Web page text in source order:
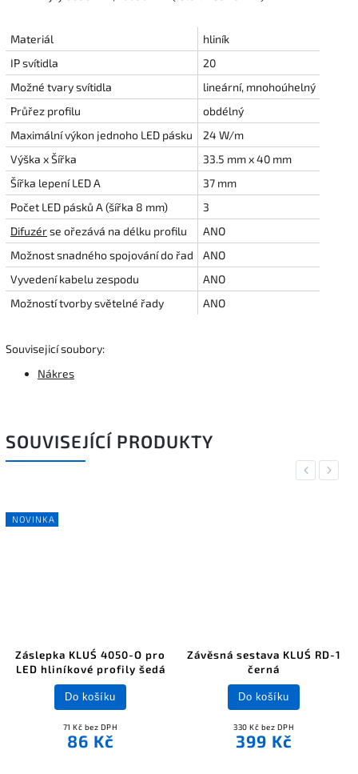
Materiál
hliník
IP svítidla
20
Možné tvary svítidla
lineární, mnohoúhelný
Průřez profilu
obdélný
Maximální výkon jednoho LED pásku
24 W/m
Výška x Šířka
33.5 mm x 40 mm
Šířka lepení LED A
37 mm
Počet LED pásků A (šířka 8 mm)
3
Difuzérse ořezává na délku profilu
ANO
Možnost snadného spojování do řad
ANO
Vyvedení kabelu zespodu
ANO
Možností tvorby světelné řady
ANO
Souvisejicí soubory:
Nákres
SOUVISEJÍCÍ PRODUKTY
Previous
NOVINKA
Záslepka KLUŚ 4050-O pro
LED hliníkové profily šedá
71 Kč bez DPH
86 Kč
Do košíku
Závěsná sestava KLUŚ RD-1
černá
330 Kč bez DPH
399 Kč
Do košíku
Next